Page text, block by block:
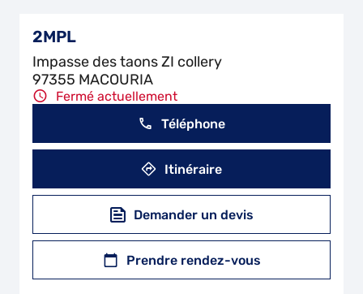
2MPL
Impasse des taons ZI collery
97355 MACOURIA
Fermé actuellement
Téléphone
Itinéraire
Demander un devis
Prendre rendez-vous